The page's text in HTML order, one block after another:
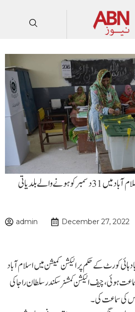
اہم خبر۔۔۔الیکشن کمیشن نے اسلام آباد میں 31 دسمبر کو ہونے والے بلدیاتی
admin December 27, 2022
کورٹ کے حکم پر الیکشن کمیشن میں اسلام آباد
ہوئی، چیف الیکشن کمشنر سکندر سلطان راجا کی